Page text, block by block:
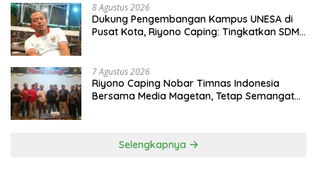
8 Agustus 2026
Dukung Pengembangan Kampus UNESA di
Pusat Kota, Riyono Caping: Tingkatkan SDM
7 Agustus 2026
Riyono Caping Nobar Timnas Indonesia
Bersama Media Magetan, Tetap Semangat
Selengkapnya